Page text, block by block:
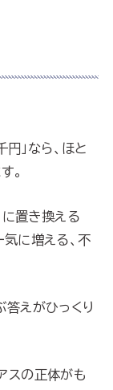
」なら、ほと
。
に置き換える
に増える、不
えがひっくり
スの正体がも